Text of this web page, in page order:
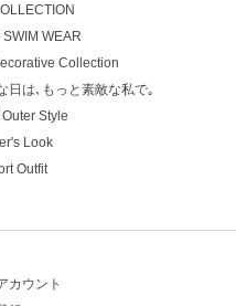
WEAR
Collection
日は､もっと素敵な私で｡
Style
Look
Outfit
カウント